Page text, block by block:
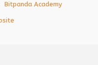
Bitpanda Academy